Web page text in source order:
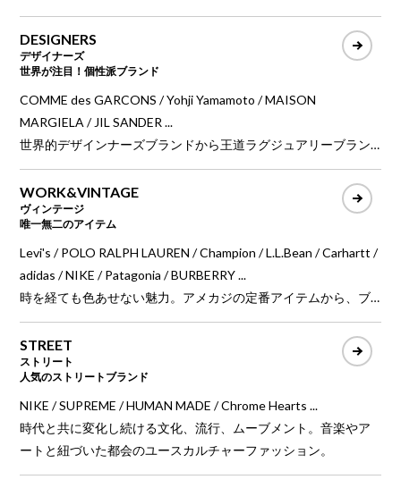
く、環境負荷の少ない素材やリサイクル素材でサステナビリテ
ィも実現する現代的ファッション。
DESIGNERS
デザイナーズ
世界が注目！個性派ブランド
COMME des GARCONS / Yohji Yamamoto / MAISON
MARGIELA / JIL SANDER ...
世界的デザインナーズブランドから王道ラグジュアリーブラン
ドのプレタポルテをはじめ、最高級の品質、最先端のファッシ
ョンを牽引する現代ファッションのハイエンドブランド。
WORK&VINTAGE
ヴィンテージ
唯一無二のアイテム
Levi's / POLO RALPH LAUREN / Champion / L.L.Bean / Carhartt /
adidas / NIKE / Patagonia / BURBERRY ...
時を経ても色あせない魅力。アメカジの定番アイテムから、ブ
ランドアーカイブ、ラグジュアリーブランドまで、唯一無二の
ヴィンテージアイテム。
STREET
ストリート
人気のストリートブランド
NIKE / SUPREME / HUMAN MADE / Chrome Hearts ...
時代と共に変化し続ける文化、流行、ムーブメント。音楽やア
ートと紐づいた都会のユースカルチャーファッション。